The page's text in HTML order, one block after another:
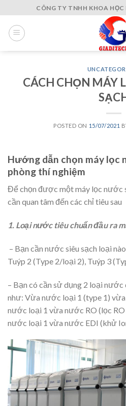
to
content
CÔNG TY TNHH KHOA
CÁCH CHỌN MÁY
POSTED ON 15/07/2021
Hướng dẫn chọn máy lọc
phòng thí nghiệm
Để chọn được một máy lọc nước
cần quan tâm đến các chỉ tiêu sau
1. Loại nước tiêu chuẩn đầu ra
– Bạn cần nước siêu sạch loại
Tuýp 2 (Type 2/loại 2), Tuýp 3
– Bạn có cần sử dụng 2 loại nước
như: Vừa nước loại 1 (type 1)
nước loại 1 vừa nước RO (lọc
nước loại 1 vừa nước EDI (khử